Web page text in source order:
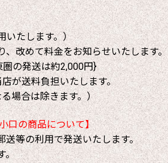
たします。）
改めて料金をお知らせいたします。
の発送は約2,000円}
が送料負担いたします。
場合は除きます。）
口の商品について】
送等の利用で発送いたします。
。